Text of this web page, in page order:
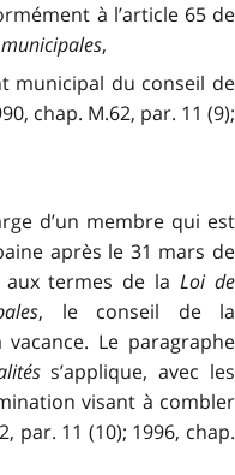
à l’article 65 de
,
municipal du conseil de
chap. M.62, par. 11 (9);
d’un membre qui est
après le 31 mars de
aux termes de laLoi de
, le conseil de la
Le paragraphe
s’applique, avec les
visant à combler
par. 11 (10); 1996, chap.